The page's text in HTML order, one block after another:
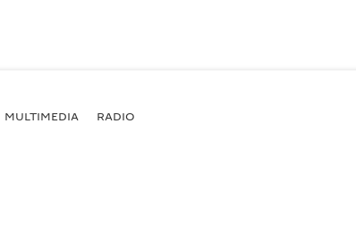
MULTIMEDIA RADIO